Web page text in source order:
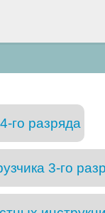
го разряда
3-го